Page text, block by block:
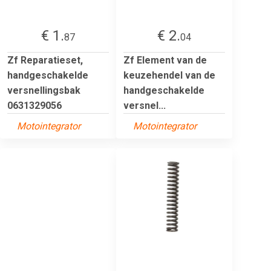
€ 1.87
Zf Reparatieset,
handgeschakelde
versnellingsbak
0631329056
Motointegrator
€ 2.04
Zf Element van de
keuzehendel van de
handgeschakelde
versnel...
Motointegrator